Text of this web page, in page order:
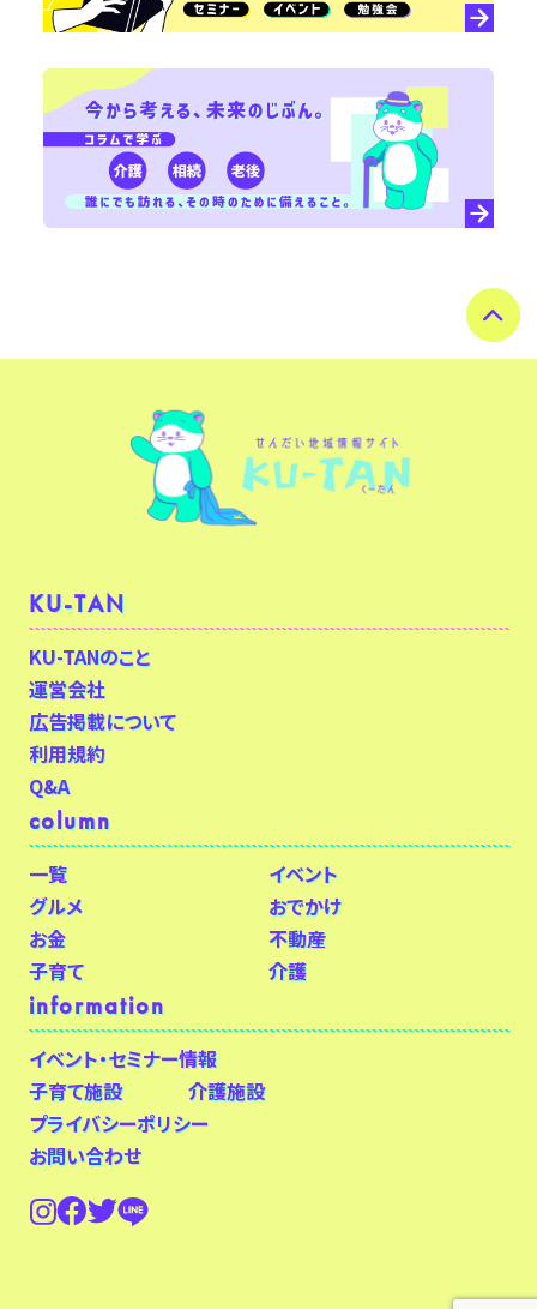
KU-TAN
KU-TANのこと
運営会社
広告掲載について
利用規約
Q&A
column
一覧
イベント
グルメ
おでかけ
お金
不動産
子育て
介護
information
イベント・セミナー情報
子育て施設
介護施設
プライバシーポリシー
お問い合わせ